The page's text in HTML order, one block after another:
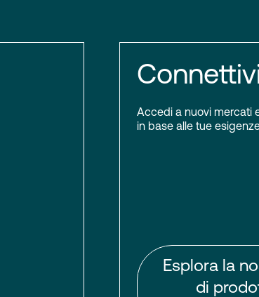
Accedi a nuovi mercati
in base alle tue
Esplora la
di